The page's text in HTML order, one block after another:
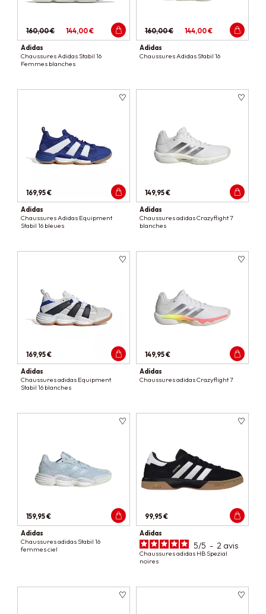
160,00 € 144,00 €
Adidas
Chaussures Adidas Stabil 16
Femmes blanches
160,00 € 144,00 €
Adidas
Chaussures Adidas Stabil 16
169,95 €
Adidas
Chaussures Adidas Equipment
Stabil 16 bleues
149,95 €
Adidas
Chaussures adidas Crazyflight 7
blanches
169,95 €
Adidas
Chaussures adidas Equipment
Stabil 16 blanches
149,95 €
Adidas
Chaussures adidas Crazyflight 7
159,95 €
Adidas
Chaussures adidas Stabil 16
femmes ciel
99,95 €
Adidas
5/5 - 2 avis
Chaussures adidas HB Spezial
noires